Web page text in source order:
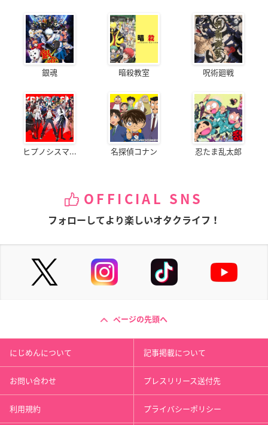
銀魂 暗殺教室 呪術廻戦
ヒプノシスマ... 名探偵コナン 忍たま乱太郎
OFFICIAL SNS
フォローしてより楽しいオタクライフ！
ページの先頭へ
にじめんについて 記事掲載について
お問い合わせ プレスリリース送付先
利用規約 プライバシーポリシー